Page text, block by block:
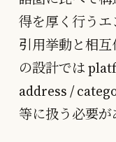
得を厚く行う
引用挙動と相
の設計では
address /
等に扱う必要が